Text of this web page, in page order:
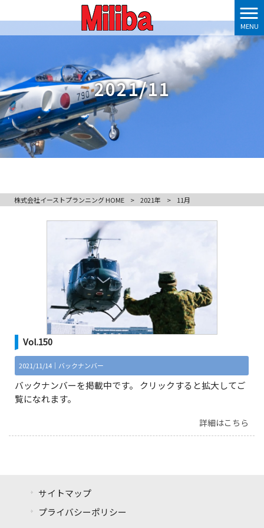
MENU
2021/11
株式会社イーストプランニング HOME > 2021年 > 11月
Vol.150
2021/11/14｜ バックナンバー
バックナンバーを掲載中です。 クリックすると拡大してご
覧になれます。
詳細はこちら
サイトマップ
プライバシーポリシー